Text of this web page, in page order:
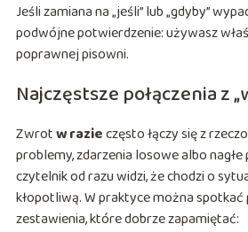
Jeśli zamiana na „jeśli” lub „gdyby”
podwójne potwierdzenie: używasz
poprawnej pisowni.
Najczęstsze połączenia z
Zwrotw razieczęsto łączy się z
problemy, zdarzenia losowe albo
czytelnik od razu widzi, że chodzi o
kłopotliwą. W praktyce można
zestawienia, które dobrze zapamiętać: